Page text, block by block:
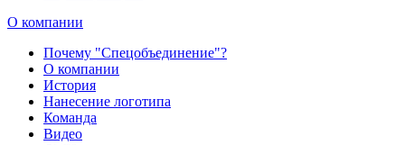
О компании
Почему "Спецобъединение"?
О компании
История
Нанесение логотипа
Команда
Видео